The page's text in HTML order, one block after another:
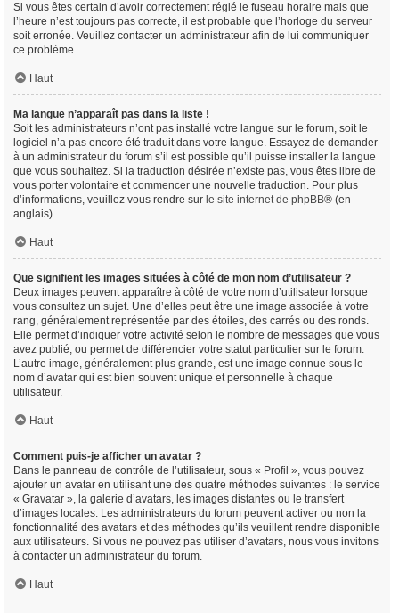
Si vous êtes certain d’avoir correctement réglé le fuseau horaire mais que
l’heure n’est toujours pas correcte, il est probable que l’horloge du serveur
soit erronée. Veuillez contacter un administrateur afin de lui communiquer
ce problème.
Haut
Ma langue n’apparaît pas dans la liste !
Soit les administrateurs n’ont pas installé votre langue sur le forum, soit le
logiciel n’a pas encore été traduit dans votre langue. Essayez de demander
à un administrateur du forum s’il est possible qu’il puisse installer la langue
que vous souhaitez. Si la traduction désirée n’existe pas, vous êtes libre de
vous porter volontaire et commencer une nouvelle traduction. Pour plus
d’informations, veuillez vous rendre sur le site internet de phpBB® (en
anglais).
Haut
Que signifient les images situées à côté de mon nom d’utilisateur ?
Deux images peuvent apparaître à côté de votre nom d’utilisateur lorsque
vous consultez un sujet. Une d’elles peut être une image associée à votre
rang, généralement représentée par des étoiles, des carrés ou des ronds.
Elle permet d’indiquer votre activité selon le nombre de messages que vous
avez publié, ou permet de différencier votre statut particulier sur le forum.
L’autre image, généralement plus grande, est une image connue sous le
nom d’avatar qui est bien souvent unique et personnelle à chaque
utilisateur.
Haut
Comment puis-je afficher un avatar ?
Dans le panneau de contrôle de l’utilisateur, sous « Profil », vous pouvez
ajouter un avatar en utilisant une des quatre méthodes suivantes : le service
« Gravatar », la galerie d’avatars, les images distantes ou le transfert
d’images locales. Les administrateurs du forum peuvent activer ou non la
fonctionnalité des avatars et des méthodes qu’ils veuillent rendre disponible
aux utilisateurs. Si vous ne pouvez pas utiliser d’avatars, nous vous invitons
à contacter un administrateur du forum.
Haut